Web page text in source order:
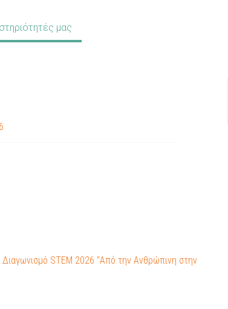
μας
STEM 2026 “Από την Ανθρώπινη στην